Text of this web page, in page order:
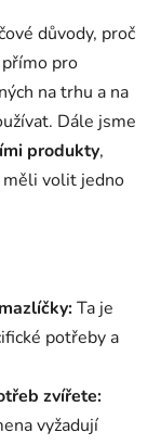
důvody, proč
pro
na trhu a na
Dále jsme
produkty,
měli volit jedno
Ta je
potřeby a
zvířete:
vyžadují